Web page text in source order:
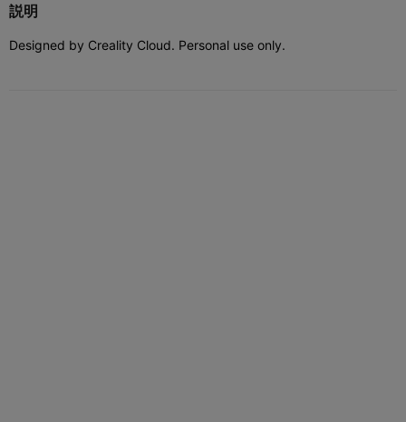
説明
Designed by Creality Cloud. Personal use only.